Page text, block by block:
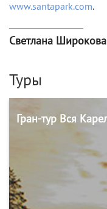
www.santapark.com.
Светлана Широкова
Туры
Гран-тур Вся